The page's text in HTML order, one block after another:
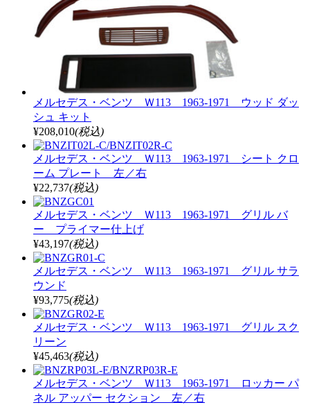
メルセデス・ベンツ Ｗ113 1963-1971 ウッド ダッ
シュ キット
¥208,010(税込)
メルセデス・ベンツ Ｗ113 1963-1971 シート クロ
ーム プレート 左／右
¥22,737(税込)
メルセデス・ベンツ Ｗ113 1963-1971 グリル バ
ー プライマー仕上げ
¥43,197(税込)
メルセデス・ベンツ Ｗ113 1963-1971 グリル サラ
ウンド
¥93,775(税込)
メルセデス・ベンツ Ｗ113 1963-1971 グリル スク
リーン
¥45,463(税込)
メルセデス・ベンツ Ｗ113 1963-1971 ロッカー パ
ネル アッパー セクション 左／右